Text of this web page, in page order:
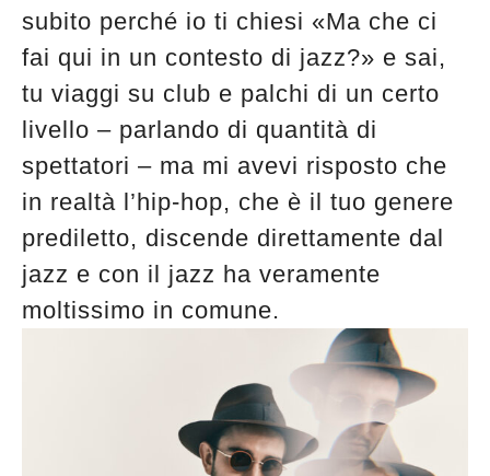
subito perché io ti chiesi «Ma che ci
fai qui in un contesto di jazz?» e sai,
tu viaggi su club e palchi di un certo
livello – parlando di quantità di
spettatori – ma mi avevi risposto che
in realtà l’hip-hop, che è il tuo genere
prediletto, discende direttamente dal
jazz e con il jazz ha veramente
moltissimo in comune.